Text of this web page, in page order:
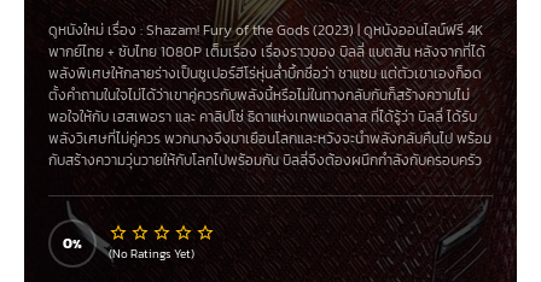
ดูหนังใหม่ เรื่อง :Shazam! Fury of the Gods (2023)|ดูหนังออนไลน์ฟรี 4K
พากย์ไทย+ ซับไทย1080P เต็มเรื่อง เรื่องราวของ บิลลี่ แบตสัน หลังจากที่ได้
พลังพิเศษให้กลายร่างเป็นซูเปอร์ฮีโร่หุ่นล่ำบึ้กชื่อว่า ชาแซม แต่ตัวเขาเองก็อด
ตั้งคำถามในใจไม่ได้ว่าเขาคู่ควรกับพลังนี้หรือไม่ในทางกลับกันก็สร้างความไม่
พอใจให้กับ เฮสเพอรา และ คาลิปโซ่ ธิดาแห่งเทพแอตลาส ที่ได้รู้ว่า บิลลี่ ได้รับ
พลังวิเศษที่ไม่คู่ควร พวกนางจึงมาเยือนโลกและหวังจะนำพลังกลับคืนไป พร้อม
กับสร้างความวุ่นวายให้กับโลกไปพร้อมกัน บิลลี่จึงต้องผนึกกำลังกับครอบครัว
เข้าปกป้องโลก และพิสูจน์ให้เห็นว่ามนุษย์เด็กวัยรุ่นแบบเขาก็คู่ควรกับพลังพิเศษ
นี้
0
(No Ratings Yet)